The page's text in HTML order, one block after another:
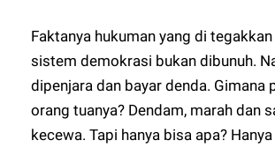
Faktanya hukuman yang di
sistem demokrasi bukan dibunuh.
dipenjara dan bayar denda. Gimana
orang tuanya? Dendam, marah dan
kecewa. Tapi hanya bisa apa?